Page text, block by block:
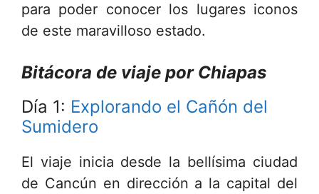
para poder conocer los lugares iconos
de este maravilloso estado.
Bitácora de viaje por Chiapas
Día 1: Explorando el Cañón del
Sumidero
El viaje inicia desde la bellísima ciudad
de Cancún en dirección a la capital del